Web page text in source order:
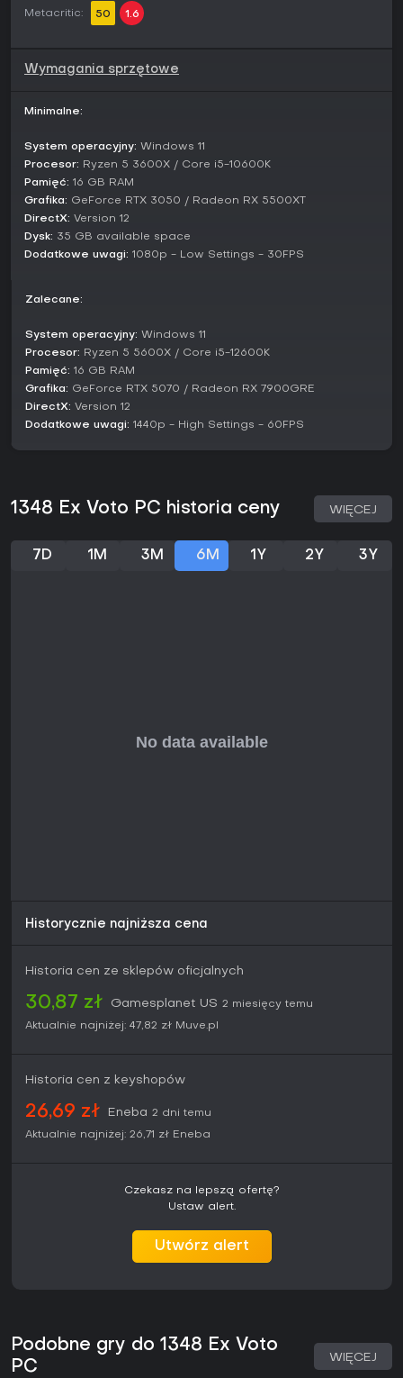
poziomów. Nie ma trybów multiplayer ani konkurencyjnych,
co podkreśla solo postępy i immersję narracyjną. Gracze
pobocznymi, jak zbieranie przedmiotów rozproszonych po
Czy warto zagrać?
klimatycznych scenerii i mechanik szermierki. Zyskała jednak
krytykę za płytką głębię walki i problemy z wydajnością na
PC, które psują odbiór. Opinie graczy chwalą początkową
atmosferę, ale wskazują na irytację powtarzalnymi
potyczkami i błędami technicznymi. Jeśli lubisz indie gry
eksplorujące motywy średniowieczne i przymkniesz oko na
dopracowanymi konkurentami w gatunku.
Metacritic: 50 1.6
Wymagania sprzętowe
Minimalne:
System operacyjny: Windows 11
Procesor: Ryzen 5 3600X / Core i5-10600K
Pamięć: 16 GB RAM
Grafika: GeForce RTX 3050 / Radeon RX 5500XT
DirectX: Version 12
Dysk: 35 GB available space
Dodatkowe uwagi: 1080p - Low Settings - 30FPS
Zalecane:
System operacyjny: Windows 11
Procesor: Ryzen 5 5600X / Core i5-12600K
Pamięć: 16 GB RAM
Grafika: GeForce RTX 5070 / Radeon RX 7900GRE
DirectX: Version 12
Dodatkowe uwagi: 1440p - High Settings - 60FPS
1348 Ex Voto PC historia ceny WIĘCEJ
7D 1M 3M 6M 1Y 2Y 3Y
Historycznie najniższa cena
Historia cen ze sklepów oficjalnych
30,87 zł Gamesplanet US 2 miesięcy temu
Aktualnie najniżej: 47,82 zł Muve.pl
Historia cen z keyshopów
26,69 zł Eneba 2 dni temu
Aktualnie najniżej: 26,71 zł Eneba
Czekasz na lepszą ofertę?
Ustaw alert.
Utwórz alert
Podobne gry do 1348 Ex Voto
PC
WIĘCEJ